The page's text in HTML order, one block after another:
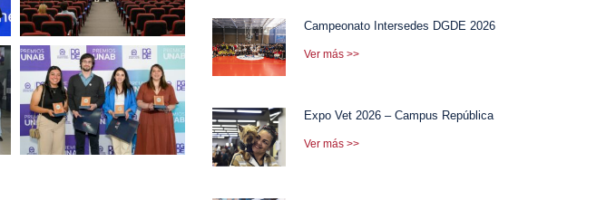
Campeonato Intersedes DGDE 2026
Ver más >>
Expo Vet 2026 – Campus República
Ver más >>